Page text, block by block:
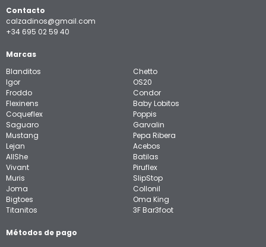
Contacto
calzadinos@gmail.com
+34 695 02 59 40
Marcas
Blanditos
Igor
Froddo
Flexinens
Coqueflex
Saguaro
Mustang
Lejan
AllShe
Vivant
Muris
Joma
Bigtoes
Titanitos
Chetto
OS20
Condor
Baby Lobitos
Poppis
Garvalin
Pepa Ribera
Acebos
Batilas
Piruflex
SlipStop
Collonil
Oma King
3F Bar3foot
Métodos de pago